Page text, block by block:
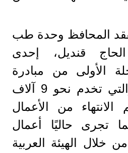
المحافظ وحدة طب
قنديل، إحدى
الأولى من مبادرة
«حياة كريمة»، والتي تخدم نحو 9 آلاف
من الأعمال
تجرى حاليًا أعمال
خلال الهيئة العربية